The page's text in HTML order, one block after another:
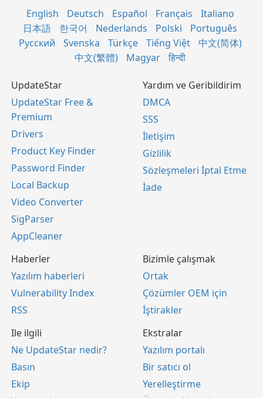
English Deutsch Español Français
Italiano
日本語
한국어 Nederlands Polski
Português
Русский
Svenska Türkçe Tiếng Việt
中文(简体)
中文(繁體)
Magyar हिन्दी
UpdateStar
UpdateStar Free &
Premium
Drivers
Product Key Finder
Password Finder
Local Backup
Video Converter
SigParser
AppCleaner
Yardım ve Geribildirim
DMCA
SSS
İletişim
Gizlilik
Sözleşmeleri İptal Etme
İade
Haberler
Yazılım haberleri
Vulnerability Index
RSS
Bizimle çalışmak
Ortak
Çözümler OEM için
İştirakler
Ile ilgili
Ne UpdateStar nedir?
Basın
Ekip
Ekstralar
Yazılım portalı
Bir satıcı ol
Yerelleştirme